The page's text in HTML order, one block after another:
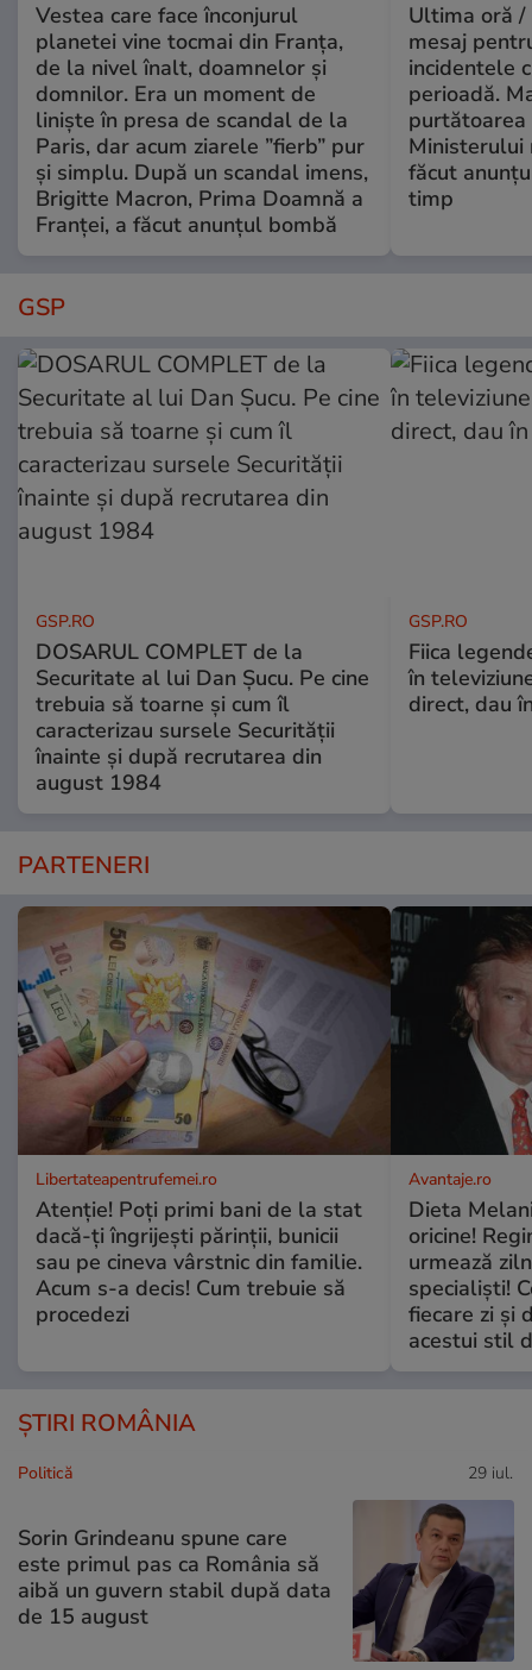
Vestea care face înconjurul
planetei vine tocmai din Franța,
de la nivel înalt, doamnelor și
domnilor. Era un moment de
liniște în presa de scandal de la
Paris, dar acum ziarele ”fierb” pur
și simplu. După un scandal imens,
Brigitte Macron, Prima Doamnă a
Franței, a făcut anunțul bombă
Ultima oră /
mesaj
incidentele
perioadă.
purtătoarea
Ministerului
făcut
timp
GSP
GSP.RO
DOSARUL COMPLET de la
Securitate al lui Dan Șucu. Pe cine
trebuia să toarne și cum îl
caracterizau sursele Securității
înainte și după recrutarea din
august 1984
GSP.RO
Fiica
în
direct, dau
PARTENERI
Libertateapentrufemei.ro
Atenție! Poți primi bani de la stat
dacă-ți îngrijești părinții, bunicii
sau pe cineva vârstnic din familie.
Acum s-a decis! Cum trebuie să
procedezi
Avantaje.ro
Dieta
oricine!
urmează
specialiști!
fiecare zi și
acestui stil
ȘTIRI ROMÂNIA
Politică 29 iul.
Sorin Grindeanu spune care
este primul pas ca România să
aibă un guvern stabil după data
de 15 august